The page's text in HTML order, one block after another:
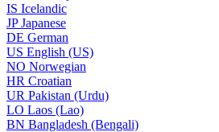
IS Icelandic
JPJapanese
DE German
US English (US)
NO Norwegian
HR Croatian
UR Pakistan (Urdu)
LO Laos (Lao)
BN Bangladesh (Bengali)